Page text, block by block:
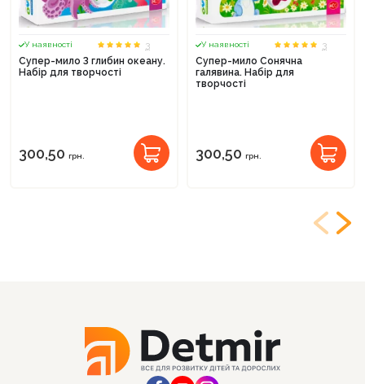
У наявності
3
Супер-мило З глибин океану.
Набір для творчості
300,50 грн.
У наявності
3
Супер-мило Сонячна
галявина. Набір для
творчості
300,50 грн.